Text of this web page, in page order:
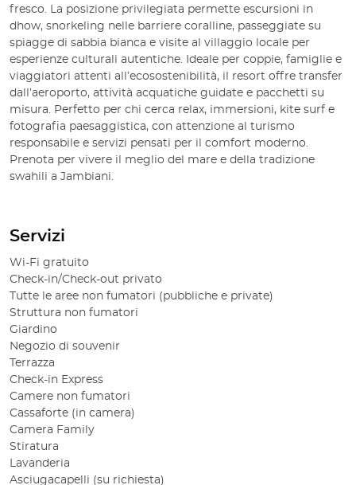
fresco. La posizione privilegiata permette escursioni in
dhow, snorkeling nelle barriere coralline, passeggiate su
spiagge di sabbia bianca e visite al villaggio locale per
esperienze culturali autentiche. Ideale per coppie, famiglie e
viaggiatori attenti all’ecosostenibilità, il resort offre transfer
dall’aeroporto, attività acquatiche guidate e pacchetti su
misura. Perfetto per chi cerca relax, immersioni, kite surf e
fotografia paesaggistica, con attenzione al turismo
responsabile e servizi pensati per il comfort moderno.
Prenota per vivere il meglio del mare e della tradizione
swahili a Jambiani.
Servizi
Wi-Fi gratuito
Check-in/Check-out privato
Tutte le aree non fumatori (pubbliche e private)
Struttura non fumatori
Giardino
Negozio di souvenir
Terrazza
Check-in Express
Camere non fumatori
Cassaforte (in camera)
Camera Family
Stiratura
Lavanderia
Asciugacapelli (su richiesta)